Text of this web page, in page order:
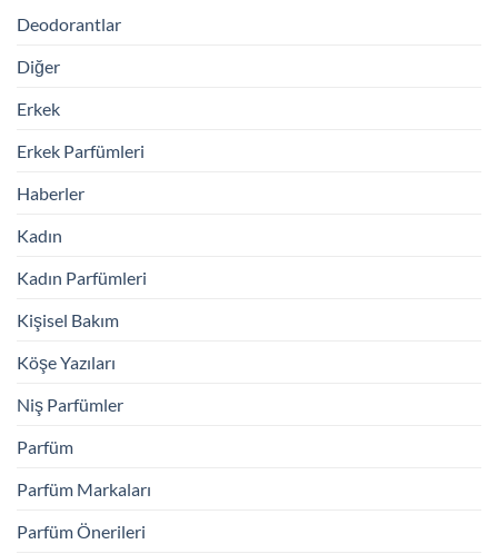
Deodorantlar
Diğer
Erkek
Erkek Parfümleri
Haberler
Kadın
Kadın Parfümleri
Kişisel Bakım
Köşe Yazıları
Niş Parfümler
Parfüm
Parfüm Markaları
Parfüm Önerileri